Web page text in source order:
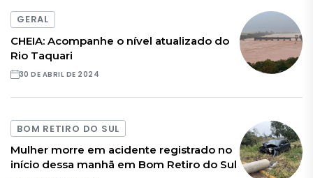
GERAL
CHEIA: Acompanhe o nível atualizado do
Rio Taquari
30 DE ABRIL DE 2024
BOM RETIRO DO SUL
Mulher morre em acidente registrado no
início dessa manhã em Bom Retiro do Sul